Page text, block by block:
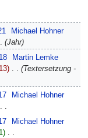
Michael Hohner
Jahr
Martin Lemke
‎
Textersetzung -
Michael Hohner
Michael Hohner
‎